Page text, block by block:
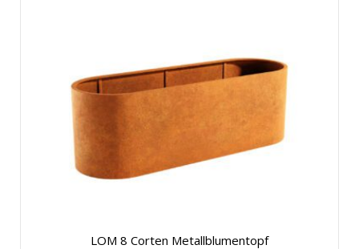
LOM 8 Corten Metallblumentopf